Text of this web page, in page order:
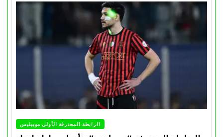
الرابطة المحترفة الأولى موبيليس